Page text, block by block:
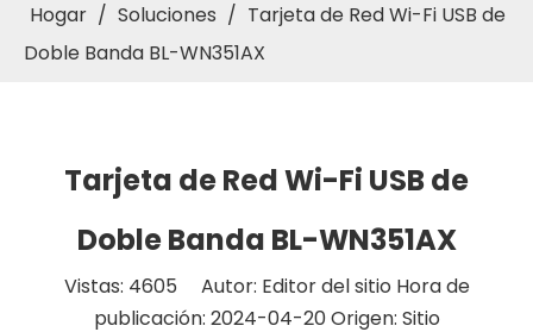
Hogar / Soluciones / Tarjeta de Red Wi-Fi USB de
Doble Banda BL-WN351AX
Tarjeta de Red Wi-Fi USB de
Doble Banda BL-WN351AX
Vistas: 4605 Autor: Editor del sitio Hora de
publicación: 2024-04-20 Origen: Sitio